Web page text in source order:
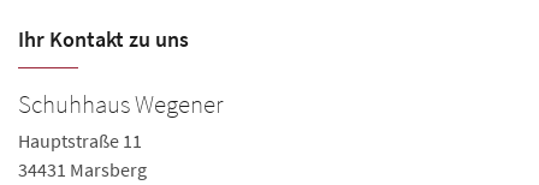
Ihr Kontakt zu uns
Schuhhaus Wegener
Hauptstraße 11
34431 Marsberg